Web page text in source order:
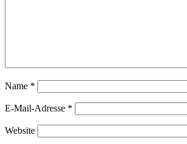
Name *
E-Mail-Adresse *
Website